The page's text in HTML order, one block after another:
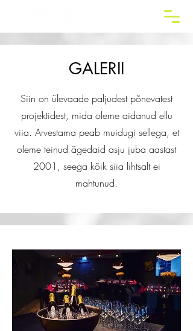
GALERII
Siin on ülevaade paljudest põnevatest
projektidest, mida oleme aidanud ellu
viia. Arvestama peab muidugi sellega, et
oleme teinud ägedaid asju juba aastast
2001, seega kõik siia lihtsalt ei
mahtunud.